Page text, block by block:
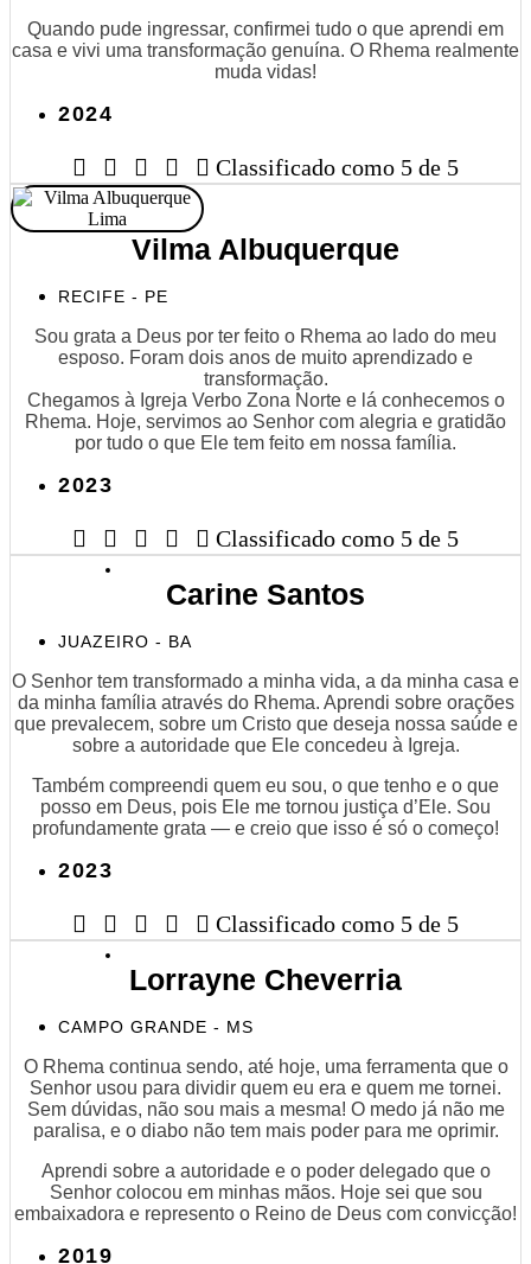
Quando pude ingressar, confirmei tudo o que aprendi em
casa e vivi uma transformação genuína. O Rhema realmente
muda vidas!
2024
     Classificado como 5 de 5
Vilma Albuquerque
RECIFE - PE
Sou grata a Deus por ter feito o Rhema ao lado do meu
esposo. Foram dois anos de muito aprendizado e
transformação.
Chegamos à Igreja Verbo Zona Norte e lá conhecemos o
Rhema. Hoje, servimos ao Senhor com alegria e gratidão
por tudo o que Ele tem feito em nossa família.
2023
     Classificado como 5 de 5
Carine Santos
JUAZEIRO - BA
O Senhor tem transformado a minha vida, a da minha casa e
da minha família através do Rhema. Aprendi sobre orações
que prevalecem, sobre um Cristo que deseja nossa saúde e
sobre a autoridade que Ele concedeu à Igreja.
Também compreendi quem eu sou, o que tenho e o que
posso em Deus, pois Ele me tornou justiça d’Ele. Sou
profundamente grata — e creio que isso é só o começo!
2023
     Classificado como 5 de 5
Lorrayne Cheverria
CAMPO GRANDE - MS
O Rhema continua sendo, até hoje, uma ferramenta que o
Senhor usou para dividir quem eu era e quem me tornei.
Sem dúvidas, não sou mais a mesma! O medo já não me
paralisa, e o diabo não tem mais poder para me oprimir.
Aprendi sobre a autoridade e o poder delegado que o
Senhor colocou em minhas mãos. Hoje sei que sou
embaixadora e represento o Reino de Deus com convicção!
2019